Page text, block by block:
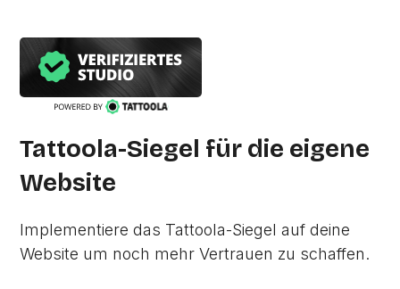
Tattoola-Siegel für die eigene
Website
Implementiere das Tattoola-Siegel auf deine
Website um noch mehr Vertrauen zu schaffen.